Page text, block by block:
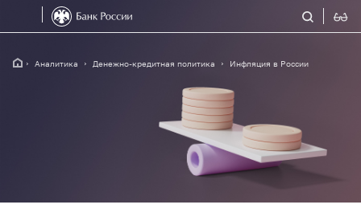
Аналитика Денежно-кредитная политика Инфляция в России